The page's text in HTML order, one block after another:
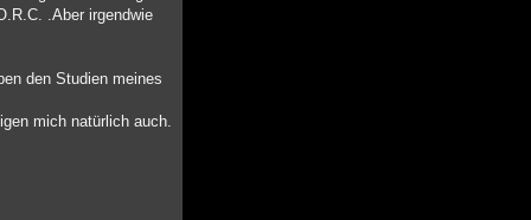
.Aber irgendwie
den Studien meines
mich natürlich auch.